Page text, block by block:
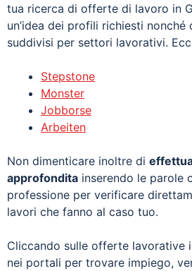
tua ricerca di offerte di lavoro in
un’idea dei profili richiesti nonché
suddivisi per settori lavorativi.
Stepstone
Monster
Jobborse
Arbeiten
Non dimenticare inoltre di
approfondita inserendo le parole
professione per verificare
lavori che fanno al caso tuo.
Cliccando sulle offerte lavorative
nei portali per trovare impiego,